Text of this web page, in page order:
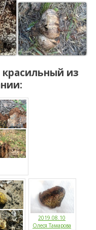
из
2019.08.10
Олеся Тамарова